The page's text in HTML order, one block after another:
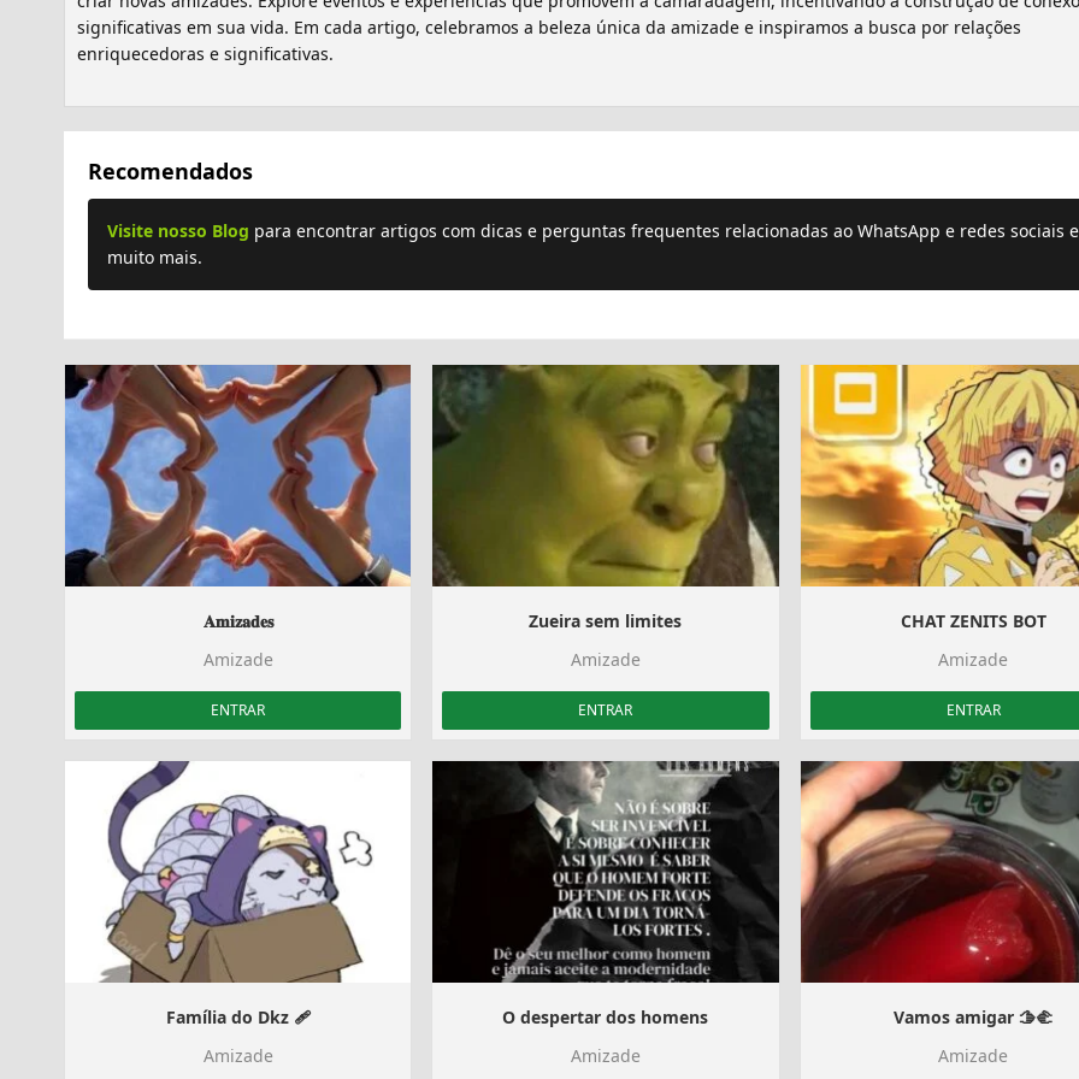
significativas em sua vida. Em cada artigo, celebramos a beleza única da amizade e inspiramos a busca por relações
enriquecedoras e significativas.
Recomendados
Visite nosso Blog para encontrar artigos com dicas e perguntas frequentes relacionadas ao WhatsApp e redes sociais e
muito mais.
𝐀𝐦𝐢𝐳𝐚𝐝𝐞𝐬
Amizade
ENTRAR
Zueira sem limites
Amizade
ENTRAR
CHAT ZENITS BOT
Amizade
ENTRAR
Família do Dkz ‍🩹
Amizade
O despertar dos homens
Amizade
Vamos amigar 🫱‍🫲
Amizade